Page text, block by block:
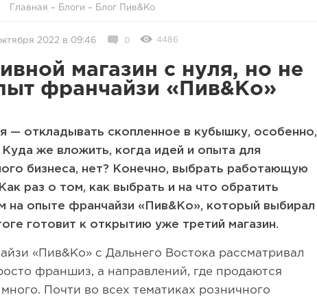
Главная – Блоги – Блог Пив&Ко
октября 2022 в 09:46 0 4486
магазин с нуля, но не
франчайзи «Пив&Ко»
— откладывать скопленное в кубышку, особенно,
Куда же вложить, когда идей и опыта для
бизнеса, нет? Конечно, выбрать работающую
раз о том, как выбрать и на что обратить
на опыте франчайзи «Пив&Ко», который выбирал
готовит к открытию уже третий магазин.
«Пив&Ко» с Дальнего Востока рассматривал
франшиз, а направлений, где продаются
Почти во всех тематиках розничного